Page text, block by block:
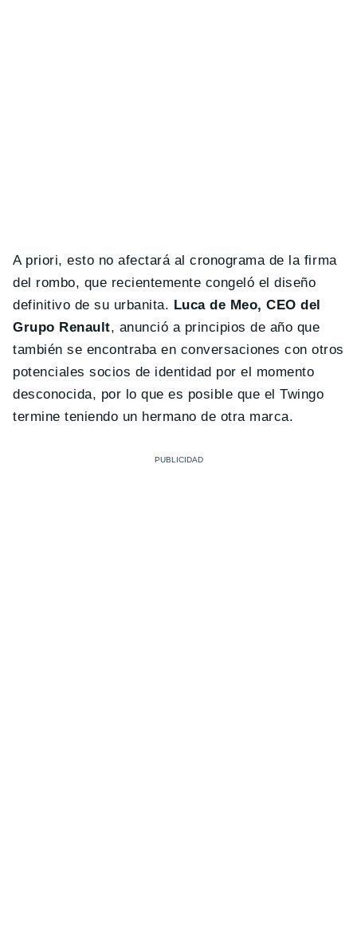
A priori, esto no afectará al cronograma de la firma
del rombo, que recientemente congeló el diseño
definitivo de su urbanita. Luca de Meo, CEO del
Grupo Renault, anunció a principios de año que
también se encontraba en conversaciones con otros
potenciales socios de identidad por el momento
desconocida, por lo que es posible que el Twingo
termine teniendo un hermano de otra marca.